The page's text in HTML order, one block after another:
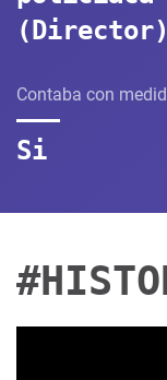
Contaba con
Si